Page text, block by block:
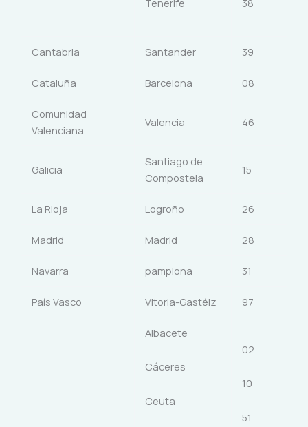
Tenerife 38
Cantabria Santander 39
Cataluña Barcelona 08
Comunidad
Valenciana
Valencia 46
Galicia
Santiago de
Compostela
15
La Rioja Logroño 26
Madrid Madrid 28
Navarra pamplona 31
País Vasco Vitoria-Gastéiz 97
Albacete
Cáceres
Ceuta
02
10
51